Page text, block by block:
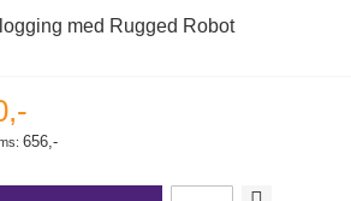
med Rugged Robot
656,-